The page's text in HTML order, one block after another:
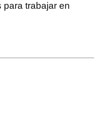
trabajar en